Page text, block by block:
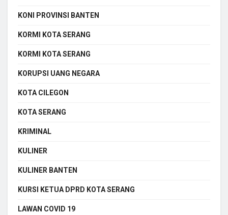
KONI PROVINSI BANTEN
KORMI KOTA SERANG
KORMI KOTA SERANG
KORUPSI UANG NEGARA
KOTA CILEGON
KOTA SERANG
KRIMINAL
KULINER
KULINER BANTEN
KURSI KETUA DPRD KOTA SERANG
LAWAN COVID 19